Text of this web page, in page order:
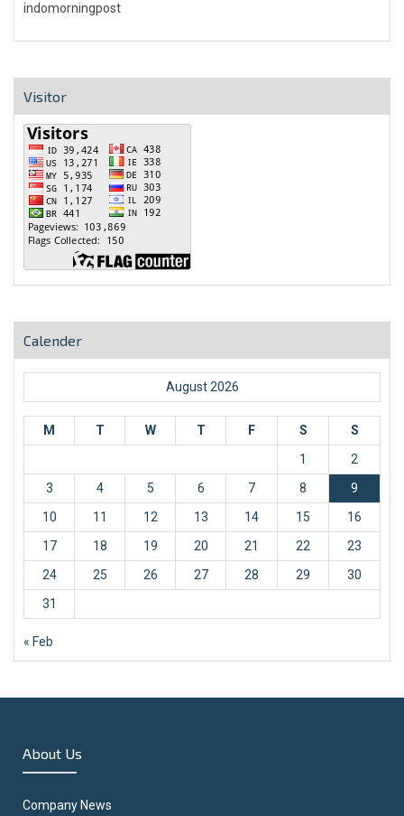
indomorningpost
Visitor
Calender
August 2026
M T W T F S
S
1
2
3
4 5 6 7 8
9
10
11 12 13 14 15
16
17
18 19 20 21 22
23
24
25 26 27 28 29
30
31
« Feb
About Us
Company News